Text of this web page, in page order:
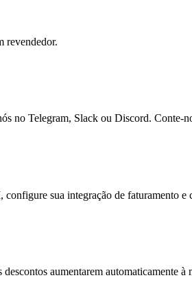
revendedor.
no Telegram, Slack ou Discord. Conte-
configure sua integração de faturamento
aumentarem automaticamente